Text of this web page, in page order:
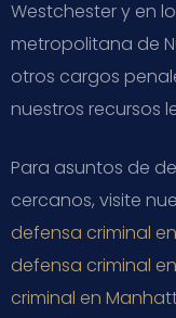
Westchester y en
metropolitana de
otros cargos
nuestros recursos
Para asuntos de
cercanos, visite
defensa criminal
defensa criminal
criminal en